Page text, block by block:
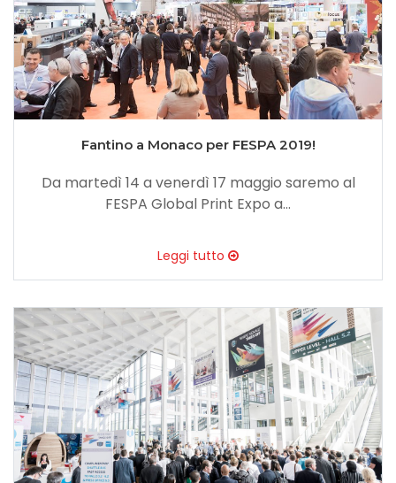
Fantino a Monaco per FESPA 2019!
Da martedì 14 a venerdì 17 maggio saremo al
FESPA Global Print Expo a...
Leggi tutto